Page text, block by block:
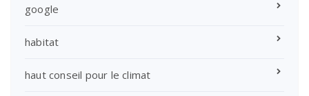
google
habitat
haut conseil pour le climat